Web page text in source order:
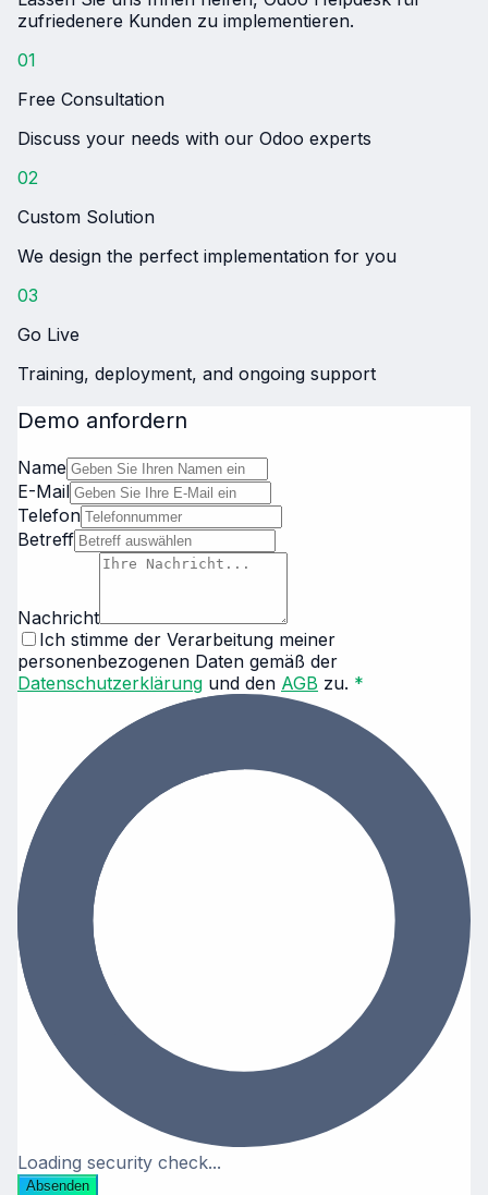
zufriedenere Kunden zu implementieren.
01
Free Consultation
Discuss your needs with our Odoo experts
02
Custom Solution
We design the perfect implementation for you
03
Go Live
Training, deployment, and ongoing support
Demo anfordern
Name
E-Mail
Telefon
Betreff
Nachricht
Ich stimme der Verarbeitung meiner
personenbezogenen Daten gemäß der
Datenschutzerklärung und den AGB zu. *
Loading security check...
Absenden